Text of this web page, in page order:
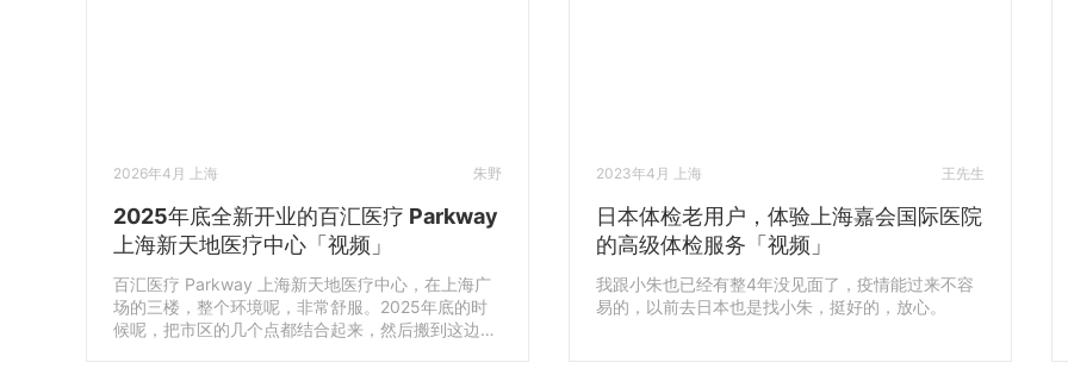
2026年4月 上海 朱野
2025年底全新开业的百汇医疗 Parkway
上海新天地医疗中心「视频」
百汇医疗 Parkway 上海新天地医疗中心，在上海广
场的三楼，整个环境呢，非常舒服。2025年底的时
候呢，把市区的几个点都结合起来，然后搬到这边，
2023年4月 上海 王先生
日本体检老用户，体验上海嘉会国际医院
的高级体检服务「视频」
我跟小朱也已经有整4年没见面了，疫情能过来不容
易的，以前去日本也是找小朱，挺好的，放心。